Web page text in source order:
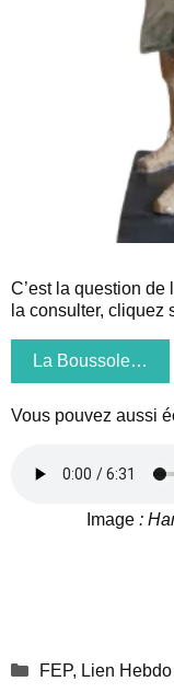
C’est la question
la consulter, cliquez
La Boussole…
Vous pouvez aussi
Image :
Catégories
FEP, Lien Hebdo